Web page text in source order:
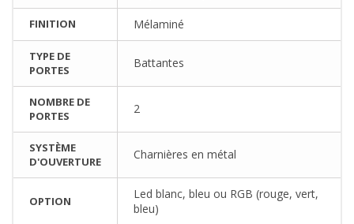
FINITION Mélaminé
TYPE DE
PORTES
Battantes
NOMBRE DE
PORTES
2
SYSTÈME
D'OUVERTURE
Charnières en métal
OPTION
Led blanc, bleu ou RGB (rouge, vert,
bleu)